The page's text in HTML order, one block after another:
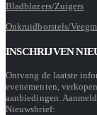
Bladblazers/Zuigers
Onkruidborstels/
INSCHRIJVEN
Ontvang de laatste
evenementen,
aanbiedingen.
Nieuwsbrief: